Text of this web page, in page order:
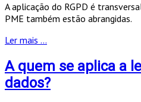
A aplicação do RGPD é
PME também estão abrangidas.
Ler mais ...
A quem se aplica a
dados?